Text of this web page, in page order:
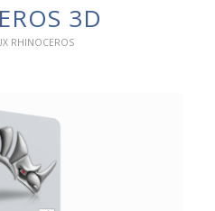
3D
RHINOCEROS